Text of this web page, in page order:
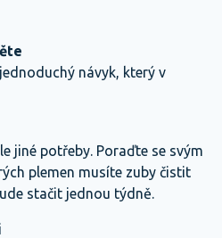
návyk, který v
jiné potřeby. Poraďte se svým
plemen musíte zuby čistit
stačit jednou týdně.